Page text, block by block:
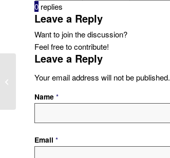
0 replies
Leave a Reply
Want to join the discussion?
Feel free to contribute!
Leave a Reply
Your email address will not be published.
Name *
Email *
PASSWORD ARE NOT DEFINED.
PLEASE ASK YOUR DATABASE...